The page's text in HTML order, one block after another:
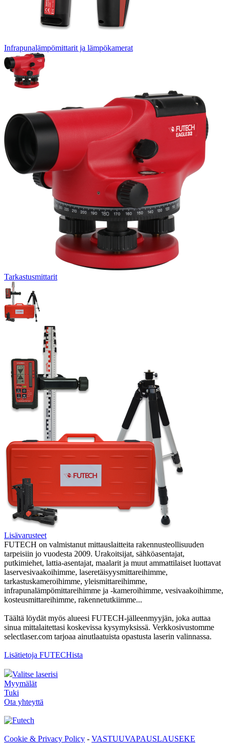
Infrapunalämpömittarit ja lämpökamerat
Tarkastusmittarit
Lisävarusteet
FUTECH on valmistanut mittauslaitteita rakennusteollisuuden
tarpeisiin jo vuodesta 2009. Urakoitsijat, sähköasentajat,
putkimiehet, lattia-asentajat, maalarit ja muut ammattilaiset luottavat
laservesivaakoihimme, laseretäisyysmittareihimme,
tarkastuskameroihimme, yleismittareihimme,
infrapunalämpömittareihimme ja -kameroihimme, vesivaakoihimme,
kosteusmittareihimme, rakennetutkiimme...
Täältä löydät myös alueesi FUTECH-jälleenmyyjän, joka auttaa
sinua mittalaitettasi koskevissa kysymyksissä. Verkkosivustomme
selectlaser.com tarjoaa ainutlaatuista opastusta laserin valinnassa.
Lisätietoja FUTECHista
Valitse laserisi
Myymälät
Tuki
Ota yhteyttä
Cookie & Privacy Policy - VASTUUVAPAUSLAUSEKE